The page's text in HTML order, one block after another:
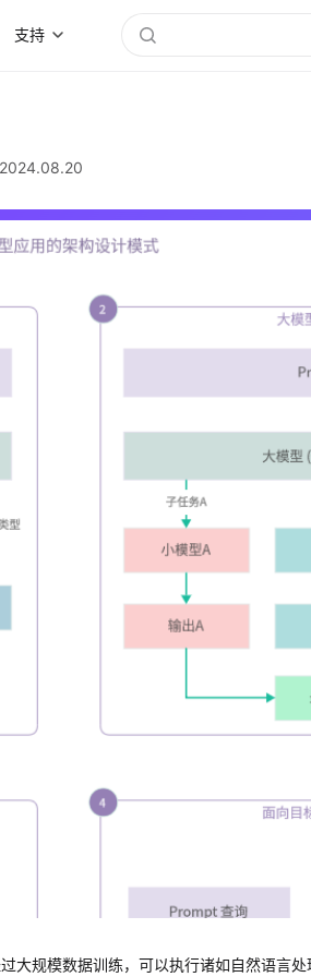
支持
2024.08.20
大规模数据训练，可以执行诸如自然语言处